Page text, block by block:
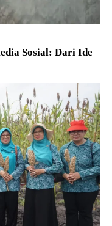
Sosial: Dari Ide